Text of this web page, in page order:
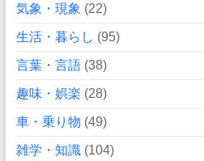
気象・現象 (22)
生活・暮らし (95)
言葉・言語(38)
趣味・娯楽 (28)
車・乗り物 (49)
雑学・知識(104)